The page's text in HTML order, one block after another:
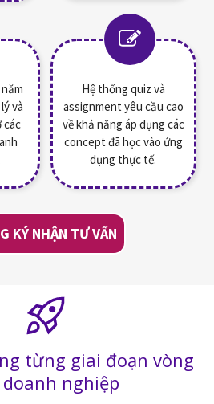
KÝ NHẬN TƯ VẤN
Hệ thống quiz và
assignment yêu cầu cao
về khả năng áp dụng các
concept đã học vào ứng
dụng thực tế.
và
các
từng giai đoạn vòng
nghiệp